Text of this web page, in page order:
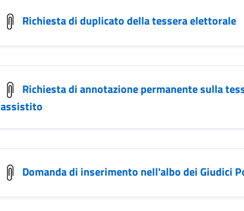
Richiesta di duplicato della tessera elettorale
Richiesta di annotazione permanente sulla
assistito
Domanda di inserimento nell'albo dei Giudici